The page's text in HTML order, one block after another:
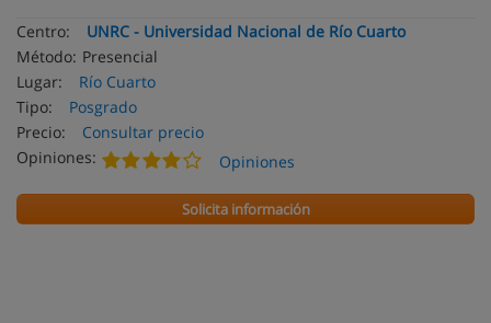
Centro:
UNRC - Universidad Nacional de Río Cuarto
Método: Presencial
Lugar:
Río Cuarto
Tipo:
Posgrado
Precio:
Consultar precio
Opiniones:
Opiniones
Solicita información